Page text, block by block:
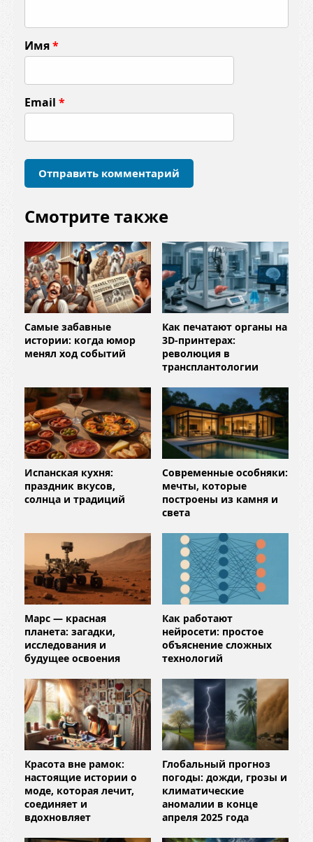
м
е
т
а
р
и
Имя*
Email *
Смотрите также
Самые забавные
истории: когда юмор
менял ход событий
Как печатают органы на
3D-принтерах:
революция в
трансплантологии
Испанская кухня:
праздник вкусов,
солнца и традиций
Современные особняки:
мечты, которые
построены из камня и
света
Марс — красная
планета: загадки,
исследования и
будущее освоения
Как работают
нейросети: простое
объяснение сложных
технологий
Красота вне рамок:
настоящие истории о
моде, которая лечит,
соединяет и
вдохновляет
Глобальный прогноз
погоды: дожди, грозы и
климатические
аномалии в конце
апреля 2025 года​